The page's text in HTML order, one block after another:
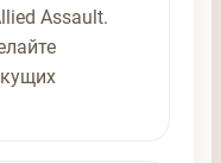
Assault.